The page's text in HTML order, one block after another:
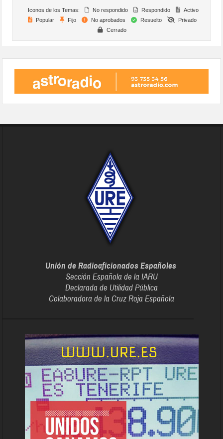
Iconos de los Temas: No respondido Respondido
Activo
Popular
Fijo No aprobados Resuelto
Privado
Cerrado
Unión de Radioaficionados Españoles
Sección Española de la IARU
Declarada de Utilidad Pública
Colaboradora de la Cruz Roja Española